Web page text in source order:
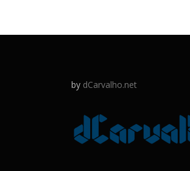
by dCarvalho.net